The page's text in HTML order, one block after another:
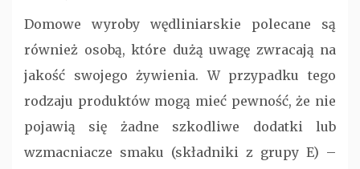
Domowe wyroby wędliniarskie polecane są
również osobą, które dużą uwagę zwracają na
jakość swojego żywienia. W przypadku tego
rodzaju produktów mogą mieć pewność, że nie
pojawią się żadne szkodliwe dodatki lub
wzmacniacze smaku (składniki z grupy E) –